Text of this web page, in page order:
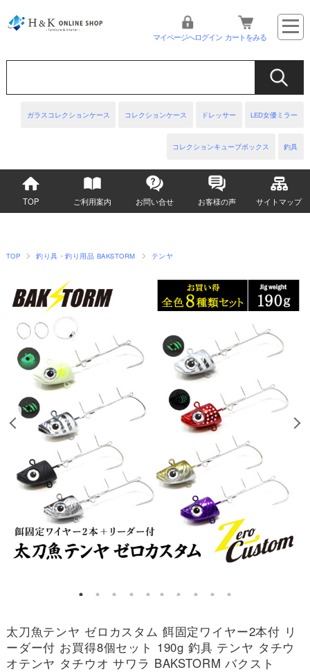
ガラスコレクションケース コレクションケース ドレッサー LED女優ミラー
コレクションキューブボックス 釣具
マイページへログイン カートをみる
TOP ご利用案内 お問い合せ お客様の声 サイトマップ
TOP 釣り具・釣り用品 BAKSTORM テンヤ
太刀魚テンヤ ゼロカスタム 餌固定ワイヤー2本付 リ
ーダー付 お買得8個セット 190g 釣具 テンヤ タチウ
オテンヤ タチウオ サワラ BAKSTORM バクスト